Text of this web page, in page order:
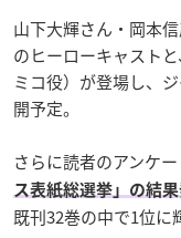
山下大輝さん・岡本
のヒーローキャスト
ミコ役）が登場し、
開予定。
さらに読者のアンケ
ス表紙総選挙」の結
既刊32巻の中で1位